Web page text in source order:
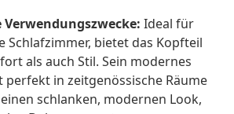
Verwendungszwecke: Ideal für
Schlafzimmer, bietet das Kopfteil
als auch Stil. Sein modernes
perfekt in zeitgenössische Räume
schlanken, modernen Look,